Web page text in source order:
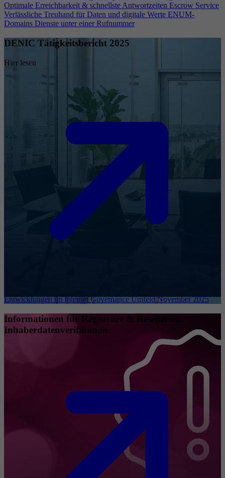
Optimale Erreichbarkeit & schnellste Antwortzeiten Escrow Service
Verlässliche Treuhand für Daten und digitale Werte ENUM-
Domains Dienste unter einer Rufnummer
DENIC Tätigkeitsbericht 2025
Hier lesen
Entwicklungen im Internet Governance Umfeld November 2025
Informationen für Registrare & Reseller zu
Inhaberdatenverifikation